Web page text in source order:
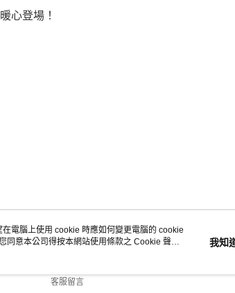
心登場！
客服資訊
客服留言
電腦上使用 cookie 時應如何變更電腦的 cookie
同意本公司得按本網站使用條款之 Cookie 聲明
我知